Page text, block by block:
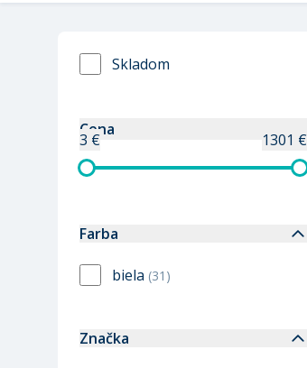
Skladom
Cena
3 € 1301 €
Farba
biela (31 )
Značka